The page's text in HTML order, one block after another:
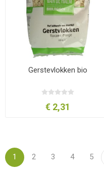
Gerstevlokken bio
€ 2,31
1 2 3 4 5